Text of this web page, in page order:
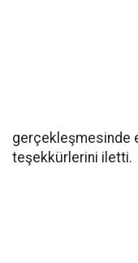
gerçekleşmesinde
teşekkürlerini iletti.